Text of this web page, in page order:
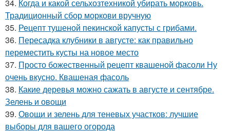
34. Когда и какой сельхозтехникой убирать морковь.
Традиционный сбор моркови вручную
35. Рецепт тушеной пекинской капусты с грибами.
36. Пересадка клубники в августе: как правильно
переместить кусты на новое место
37. Просто божественный рецепт квашеной фасоли Ну
очень вкусно. Квашеная фасоль
38. Какие деревья можно сажать в августе и сентябре.
Зелень и овощи
39. Овощи и зелень для теневых участков: лучшие
выборы для вашего огорода